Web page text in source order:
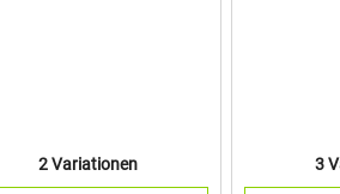
2 Variationen 3